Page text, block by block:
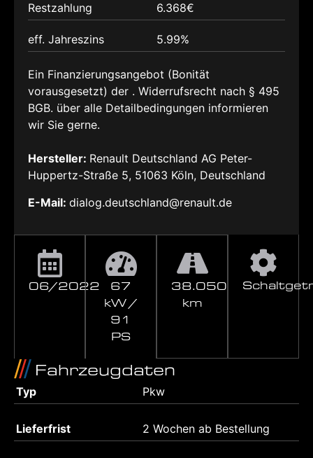
06/2022
67
kW /
91
PS
38.050
km
Fahrzeugdaten
Typ Pkw
Lieferfrist 2 Wochen ab Bestellung
Restzahlung 6.368€
eff. Jahreszins 5.99%
Ein Finanzierungsangebot (Bonität
vorausgesetzt) der . Widerrufsrecht nach § 495
BGB. über alle Detailbedingungen informieren
wir Sie gerne.
Hersteller: Renault Deutschland AG Peter-
Huppertz-Straße 5, 51063 Köln, Deutschland
E-Mail: dialog.deutschland@renault.de